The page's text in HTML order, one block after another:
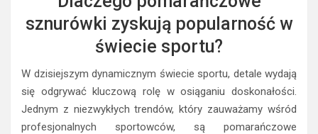
sznurówki zyskują popularność w
świecie sportu?
W dzisiejszym dynamicznym świecie sportu, detale wydają
się odgrywać kluczową rolę w osiąganiu doskonałości.
Jednym z niezwykłych trendów, który zauważamy wśród
profesjonalnych sportowców, są pomarańczowe